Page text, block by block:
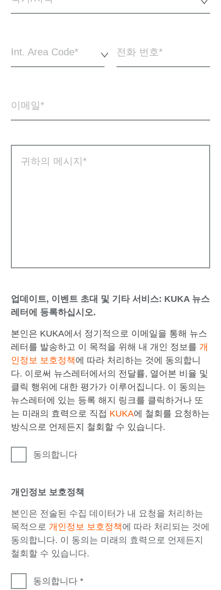
Int. Area Code* 전화 번호
이메일
귀하의 메시지
업데이트, 이벤트 초대 및 기타 서비스: KUKA 뉴스
레터에 등록하십시오.
본인은 KUKA에서 정기적으로 이메일을 통해 뉴스
레터를 발송하고 이 목적을 위해 내 개인 정보를개
인정보 보호정책에 따라 처리하는 것에 동의합니
다. 이로써 뉴스레터에서의 전달률, 열어본 비율 및
클릭 행위에 대한 평가가 이루어집니다. 이 동의는
뉴스레터에 있는 등록 해지 링크를 클릭하거나 또
는 미래의 효력으로 직접 KUKA에 철회를 요청하는
방식으로 언제든지 철회할 수 있습니다.
동의합니다
개인정보 보호정책
본인은 전술된 수집 데이터가 내 요청을 처리하는
목적으로개인정보 보호정책에 따라 처리되는 것에
동의합니다. 이 동의는 미래의 효력으로 언제든지
철회할 수 있습니다.
동의합니다